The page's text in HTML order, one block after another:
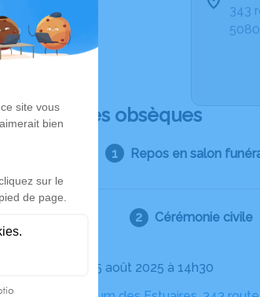
343
Déroulé des obsèques
Repos en salon
Cérémonie civile
Le lundi 25 août 2025 à 14h30